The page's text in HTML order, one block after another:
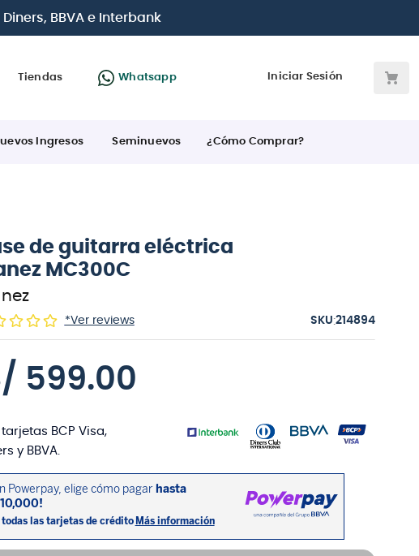
Diners, BBVA e Interbank
Tiendas Whatsapp Iniciar Sesión
Ingresos Seminuevos ¿Cómo Comprar?
de guitarra eléctrica
MC300C
*Ver reviews :214894
599.00
BCP Visa,
y BBVA.